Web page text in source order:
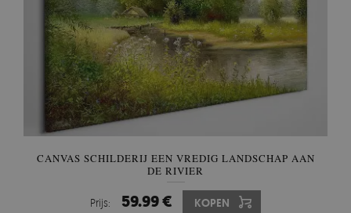
CANVAS SCHILDERIJ EEN VREDIG LANDSCHAP AAN
DE RIVIER
Prijs: 59.99 € KOPEN